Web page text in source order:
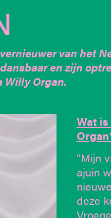
van het
en zijn
Willy Organ.
Wat
“Mijn
ajuin
deze